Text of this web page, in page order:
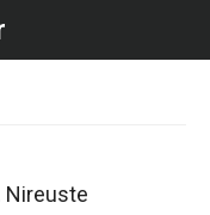
Nireuste